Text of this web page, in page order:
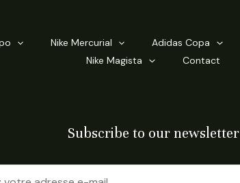
Nike Mercurial Adidas Copa
Nike Magista
Contact
Subscribe to our newsletter